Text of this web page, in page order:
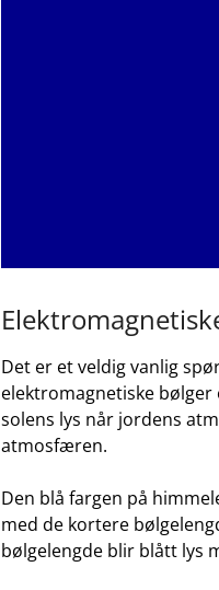
Det er et veldig vanlig
elektromagnetiske
solens lys⁣ når jordens
atmosfæren.
Den blå fargen på
med de⁢ kortere
⁢bølgelengde blir blått lys